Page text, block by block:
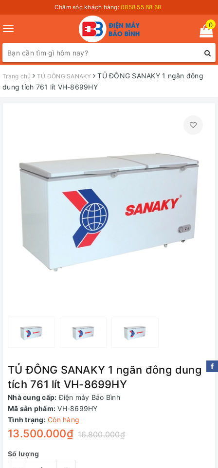
Chăm sóc khách hàng: 0858 55 68 68
Toggle
navigation
0
Trang chủ TỦ ĐÔNG SANAKY
TỦ ĐÔNG SANAKY 1 ngăn đông
dung tích 761 lít VH-8699HY
TỦ ĐÔNG SANAKY 1 ngăn đông dung
tích 761 lít VH-8699HY
Nhà cung cấp: Điện máy Bảo Bình
Mã sản phẩm: VH-8699HY
Tình trạng: Còn hàng
13.500.000₫ 16.800.000₫
Số lượng